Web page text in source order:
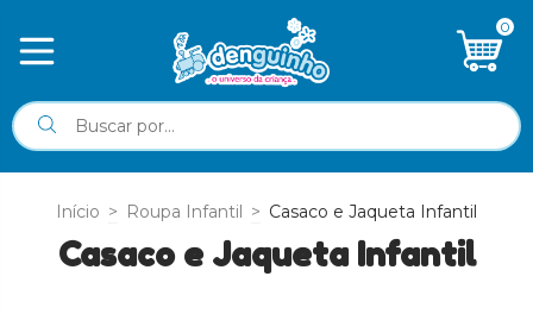
0
Início > Roupa Infantil > Casaco e Jaqueta Infantil
Casaco e Jaqueta Infantil